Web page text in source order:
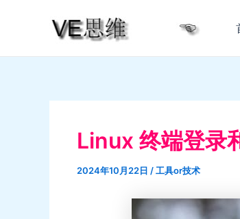
Linux 终端登录
2024年10月22日 /工具or技术